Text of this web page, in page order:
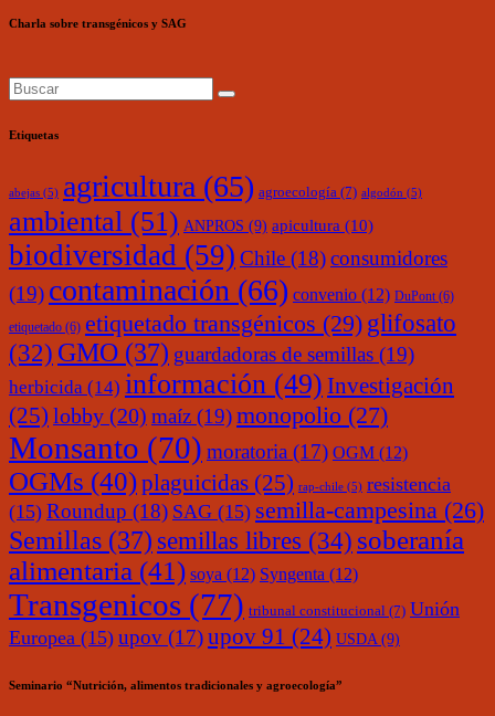
Charla sobre transgénicos y SAG
Etiquetas
abejas (5) agricultura (65) agroecología (7) algodón (5)
ambiental (51) ANPROS (9) apicultura (10)
biodiversidad (59) Chile (18)consumidores
(19) contaminación (66) convenio (12) DuPont (6)
etiquetado (6) etiquetado transgénicos (29) glifosato
(32) GMO (37) guardadoras de semillas (19)
herbicida (14) información (49) Investigación
(25) lobby (20) maíz (19)monopolio (27)
Monsanto (70) moratoria (17) OGM (12)
OGMs (40)plaguicidas (25) rap-chile (5) resistencia
(15) Roundup (18) SAG (15) semilla-campesina (26)
Semillas (37) semillas libres (34) soberanía
alimentaria (41) soya (12) Syngenta (12)
Transgenicos (77) tribunal constitucional (7) Unión
Europea (15) upov (17)upov 91 (24) USDA (9)
Seminario “Nutrición, alimentos tradicionales y agroecología”